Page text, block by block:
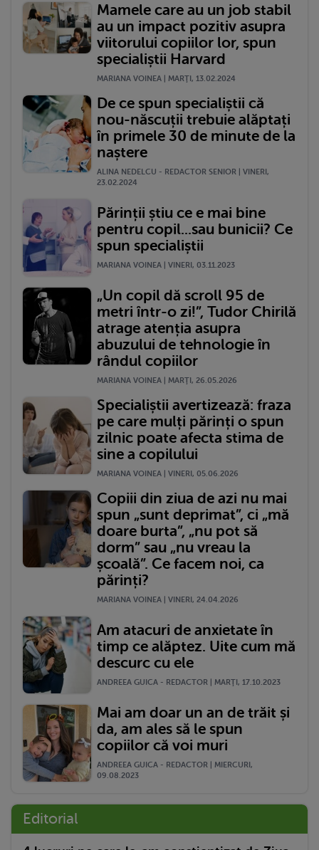
Mamele care au un job stabil
au un impact pozitiv asupra
viitorului copiilor lor, spun
specialiștii Harvard
MARIANA VOINEA | MARŢI, 13.02.2024
De ce spun specialiștii că
nou-născuții trebuie alăptați
în primele 30 de minute de la
naștere
ALINA NEDELCU - REDACTOR SENIOR | VINERI,
23.02.2024
Părinții știu ce e mai bine
pentru copil...sau bunicii? Ce
spun specialiștii
MARIANA VOINEA | VINERI, 03.11.2023
„Un copil dă scroll 95 de
metri într-o zi!”, Tudor Chirilă
atrage atenția asupra
abuzului de tehnologie în
rândul copiilor
MARIANA VOINEA | MARŢI, 26.05.2026
Specialiștii avertizează: fraza
pe care mulți părinți o spun
zilnic poate afecta stima de
sine a copilului
MARIANA VOINEA | VINERI, 05.06.2026
Copiii din ziua de azi nu mai
spun „sunt deprimat”, ci „mă
doare burta”, „nu pot să
dorm” sau „nu vreau la
școală”. Ce facem noi, ca
părinți?
MARIANA VOINEA | VINERI, 24.04.2026
Am atacuri de anxietate în
timp ce alăptez. Uite cum mă
descurc cu ele
ANDREEA GUICA - REDACTOR | MARŢI, 17.10.2023
Mai am doar un an de trăit și
da, am ales să le spun
copiilor că voi muri
ANDREEA GUICA - REDACTOR | MIERCURI,
09.08.2023
Editorial